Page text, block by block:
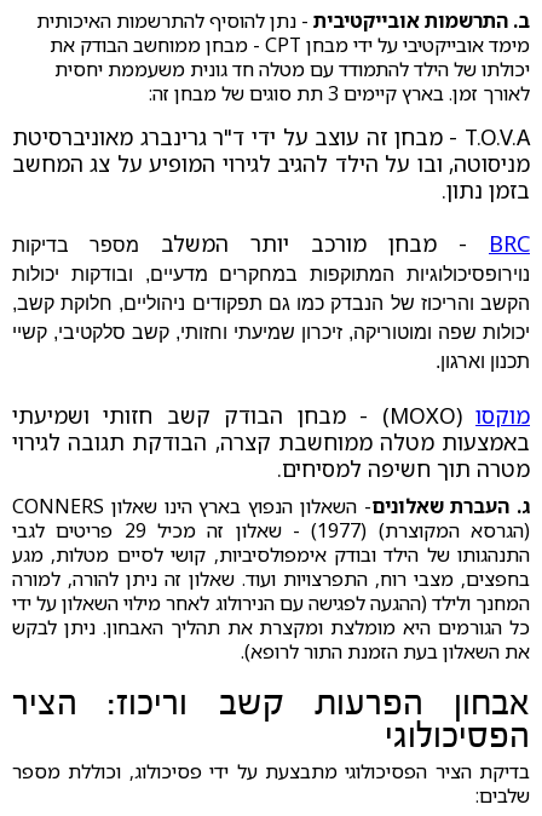
ב. התרשמות אובייקטיבית - נתן להוסיף להתרשמות האיכותית
מימד אובייקטיבי על ידי מבחן CPT - מבחן ממוחשב הבודק את
יכולתו של הילד להתמודד עם מטלה חד גונית משעממת יחסית
לאורך זמן. בארץ קיימים 3 תת סוגים של מבחן זה:
T.O.V.A - מבחן זה עוצב על ידי ד"ר גרינברג מאוניברסיטת
מניסוטה, ובו על הילד להגיב לגירוי המופיע על צג המחשב
בזמן נתון.
BRC - מבחן מורכב יותר המשלב
מספר בדיקות
נוירופסיכולוגיות המתוקפות במחקרים מדעיים, ובודקות יכולות
הקשב והריכוז של הנבדק כמו גם תפקודים ניהוליים, חלוקת קשב,
יכולות שפה ומוטוריקה, זיכרון שמיעתי וחזותי, קשב סלקטיבי, קשיי
תכנון וארגון.
מוקסו
(MOXO) - מבחן הבודק קשב חזותי ושמיעתי
באמצעות מטלה ממוחשבת קצרה, הבודקת תגובה לגירוי
מטרה תוך חשיפה למסיחים.
ג. העברת שאלונים
- השאלון הנפוץ בארץ הינו שאלון CONNERS
(הגרסא המקוצרת) (1977) - שאלון זה מכיל 29 פריטים לגבי
התנהגותו של הילד ובודק אימפולסיביות, קושי לסיים מטלות, מגע
בחפצים, מצבי רוח, התפרצויות ועוד. שאלון זה ניתן להורה, למורה
המחנך ולילד (ההגעה לפגישה עם הנירולוג לאחר מילוי השאלון על ידי
כל הגורמים היא מומלצת ומקצרת את תהליך האבחון. ניתן לבקש
את השאלון בעת הזמנת התור לרופא).
אבחון הפרעות קשב וריכוז: הציר
הפסיכולוגי
בדיקת הציר הפסיכולוגי מתבצעת על ידי פסיכולוג, וכוללת מספר
שלבים: